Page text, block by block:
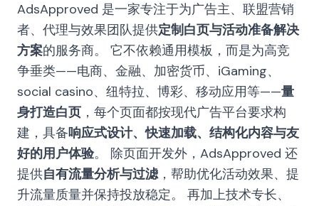
AdsApproved 是一家专注于为广告主、联盟营销
者、代理与效果团队提供定制白页与活动准备解决
方案的服务商。 它不依赖通用模板，而是为高竞
争垂类——电商、金融、加密货币、iGaming、
social casino、纽特拉、博彩、移动应用等——量
身打造白页 ，每个页面都按现代广告平台要求构
建，具备响应式设计、快速加载、结构化内容与友
好的用户体验。 除页面开发外，AdsApproved 还
提供自有流量分析与过滤，帮助优化活动效果、提
升流量质量并保持投放稳定。 再加上技术专长、